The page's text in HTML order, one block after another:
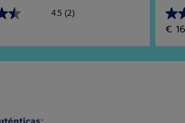
4.5 (2)
5.0
de
5
€